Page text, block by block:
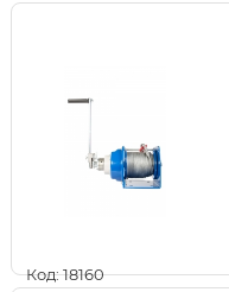
Код: 18160